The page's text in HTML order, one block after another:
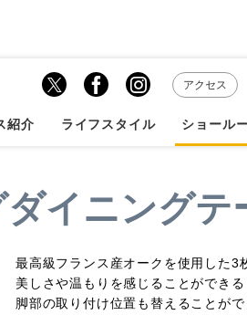
アクセス
紹介 ライフスタイル ショール
イニングテ
最高級フランス産オークを使用した3
美しさや温もりを感じることができ
脚部の取り付け位置も替えることが